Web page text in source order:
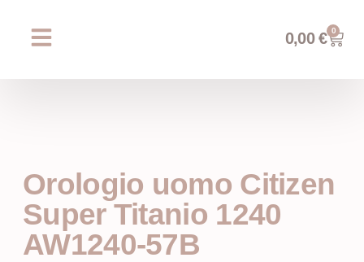
0,00€ 0
Orologio uomo Citizen
Super Titanio 1240
AW1240-57B